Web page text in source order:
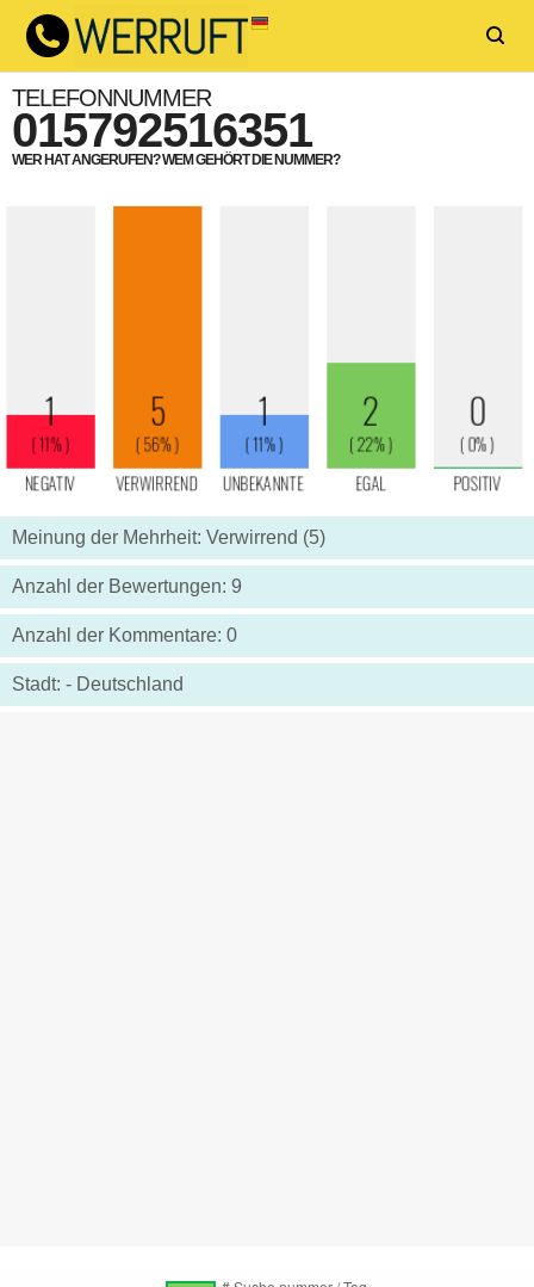
TELEFONNUMMER
015792516351
WER HAT ANGERUFEN? WEM GEHÖRT DIE NUMMER?
Meinung der Mehrheit: Verwirrend (5)
Anzahl der Bewertungen: 9
Anzahl der Kommentare: 0
Stadt: - Deutschland